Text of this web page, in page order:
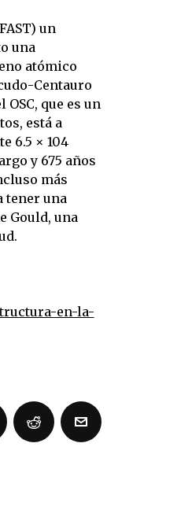
un
una
atómico
Centauro
que es un
está a
6.5 × 104
y 675 años
más
tener una
Gould, una
en-la-